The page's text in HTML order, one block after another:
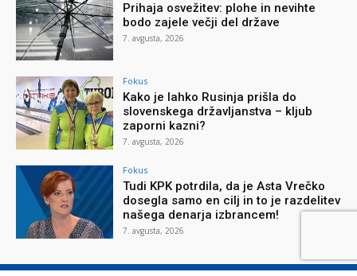
Prihaja osvežitev: plohe in nevihte
bodo zajele večji del države
7. avgusta, 2026
Fokus
Kako je lahko Rusinja prišla do
slovenskega državljanstva – kljub
zaporni kazni?
7. avgusta, 2026
Fokus
Tudi KPK potrdila, da je Asta Vrečko
dosegla samo en cilj in to je razdelitev
našega denarja izbrancem!
7. avgusta, 2026